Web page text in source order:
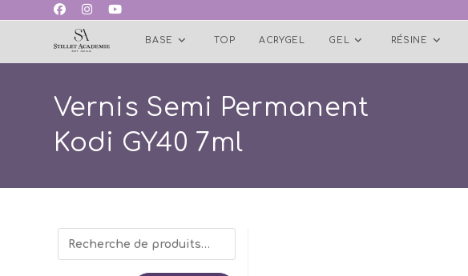
BASE TOP ACRYGEL GEL RÉSINE
Vernis Semi Permanent
Kodi GY40 7ml